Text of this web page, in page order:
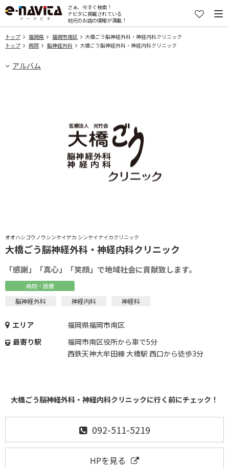
さぁ、今すぐ検索！
ナビタに掲載されている
地元のお店の情報が満載！
トップ 福岡県 福岡市南区
大橋ごう脳神経外科・神経内科クリニック
トップ
病院 脳神経外科 大橋ごう脳神経外科・神経内科クリニック
アルバム
オオハシゴウノウシンケイゲカ シンケイナイカクリニック
大橋ごう脳神経外科・神経内科クリニック
「感謝」「真心」「笑顔」で地域社会に貢献致します。
病院・医療
脳神経外科 神経内科 神経科
エリア
福岡県福岡市南区
最寄り駅
福岡市南区役所から車で5分
西鉄天神大牟田線 大橋駅 西口から徒歩3分
大橋ごう脳神経外科・神経内科クリニックに行く前にチェック！
092-511-5219
HPを見る